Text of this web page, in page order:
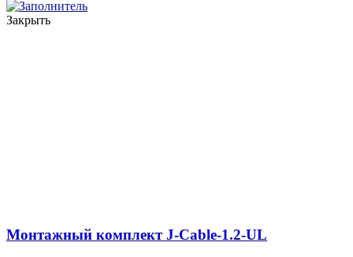
Закрыть
Монтажный комплект J-Cable-1.2-UL